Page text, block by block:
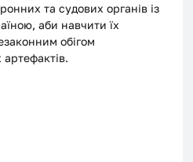
та судових органів із
аби навчити їх
обігом